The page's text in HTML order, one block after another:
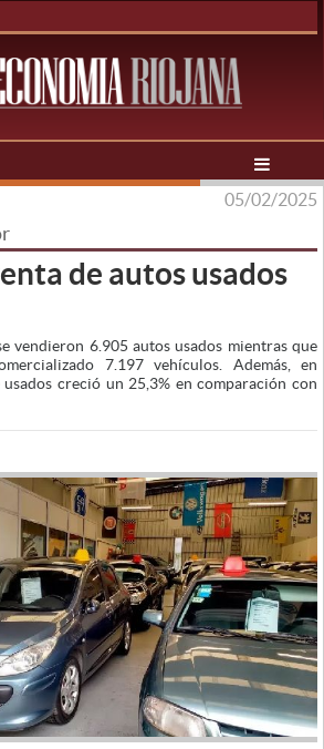
05/02/2025
de autos usados
vendieron 6.905 autos usados mientras que
7.197 vehículos. Además, en
creció un 25,3% en comparación con